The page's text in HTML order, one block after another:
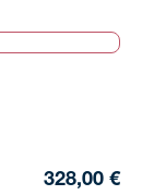
328,00 €